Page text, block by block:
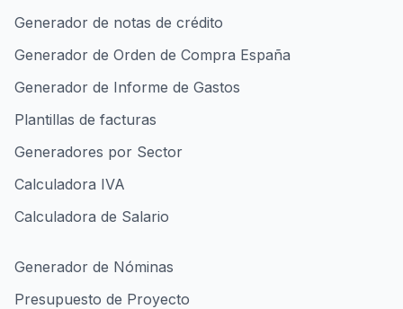
Generador de notas de crédito
Generador de Orden de Compra España
Generador de Informe de Gastos
Plantillas de facturas
Generadores por Sector
Calculadora IVA
Calculadora de Salario
Generador de Nóminas
Presupuesto de Proyecto